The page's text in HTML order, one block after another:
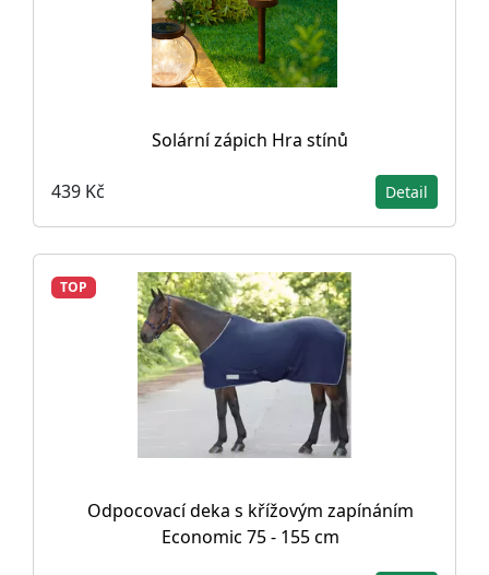
Solární zápich Hra stínů
439 Kč Detail
TOP
Odpocovací deka s křížovým zapínáním
Economic 75 - 155 cm